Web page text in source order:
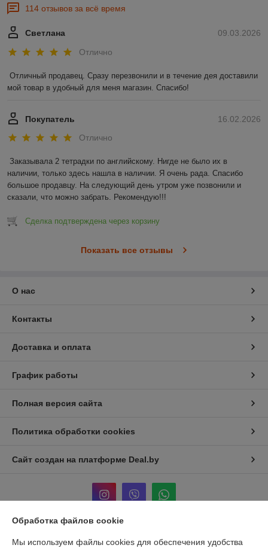
114 отзывов за всё время
09.03.2026
Светлана
Отлично
Отличный продавец. Сразу перезвонили и в течение дея доставили
мой товар в удобный для меня магазин. Спасибо!
16.02.2026
Покупатель
Отлично
Заказывала 2 тетрадки по английскому. Нигде не было их в
наличии, только здесь нашла в наличии. Я очень рада. Спасибо
большое продавцу. На следующий день утром уже позвонили и
сказали, что можно забрать. Рекомендую!!!
Сделка подтверждена через корзину
Показать все отзывы
О нас
Контакты
Доставка и оплата
График работы
Полная версия сайта
Политика обработки cookies
Сайт создан на платформе Deal.by
Информация для покупателя
Обработка файлов cookie
Мы используем файлы cookies для обеспечения удобства